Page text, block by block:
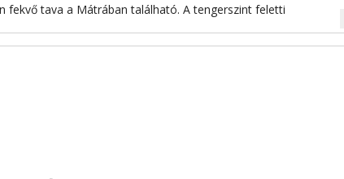
fekvő tava a Mátrában található. A tengerszint feletti